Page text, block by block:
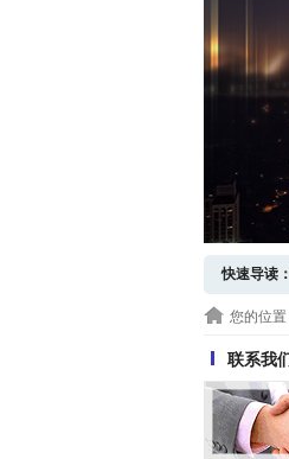
快速导读：
您的位置
联系我